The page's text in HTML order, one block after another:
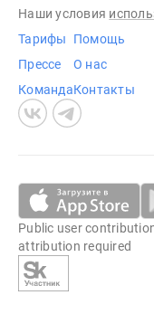
Наши условия
Тарифы
Прессе
Команда
Помощь
О нас
Контакты
Public user
attribution required